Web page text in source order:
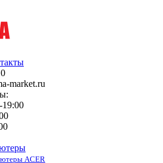
market.ru
ACER